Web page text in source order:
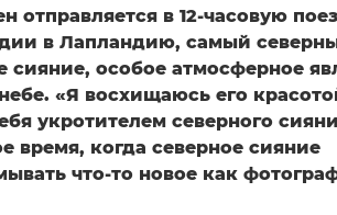
отправляется в 12-часовую
в Лапландию, самый
сияние, особое атмосферное
«Я восхищаюсь его
укротителем северного
время, когда северное сияние
что-то новое как